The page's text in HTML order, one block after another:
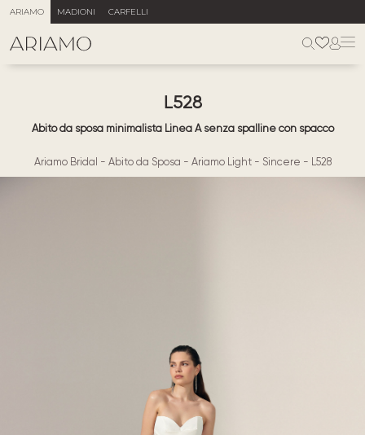
ARIAMO MADIONI CARFELLI
L528
Abito da sposa minimalista Linea A senza spalline con spacco
Ariamo Bridal - Abito da Sposa - Ariamo Light- Sincere - L528